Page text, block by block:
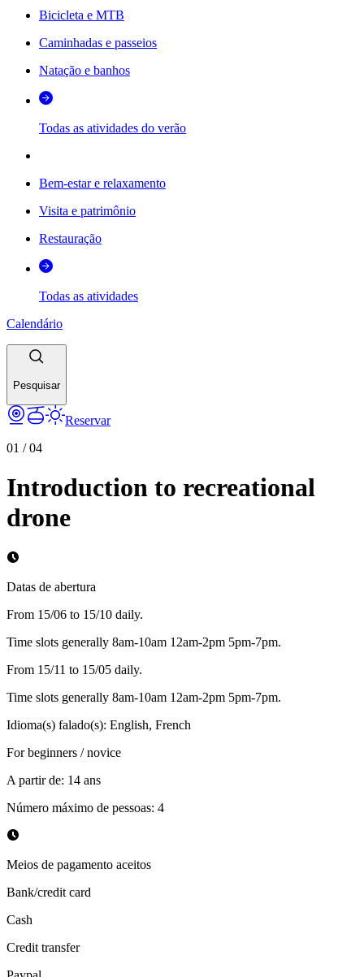
Bicicleta e MTB
Caminhadas e passeios
Natação e banhos
Todas as atividades do verão
Bem-estar e relaxamento
Visita e patrimônio
Restauração
Todas as atividades
Calendário
Pesquisar
Reservar
01 /04
Introduction to recreational
drone
Datas de abertura
From 15/06 to 15/10 daily.
Time slots generally 8am-10am 12am-2pm 5pm-7pm.
From 15/11 to 15/05 daily.
Time slots generally 8am-10am 12am-2pm 5pm-7pm.
Idioma(s) falado(s): English, French
For beginners / novice
A partir de: 14 ans
Número máximo de pessoas: 4
Meios de pagamento aceitos
Bank/credit card
Cash
Credit transfer